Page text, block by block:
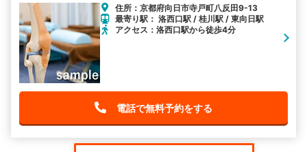
住所：京都府向日市寺戸町八反田9-13
最寄り駅： 洛西口駅 / 桂川駅 / 東向日駅
アクセス：洛西口駅から徒歩4分
電話で無料予約をする